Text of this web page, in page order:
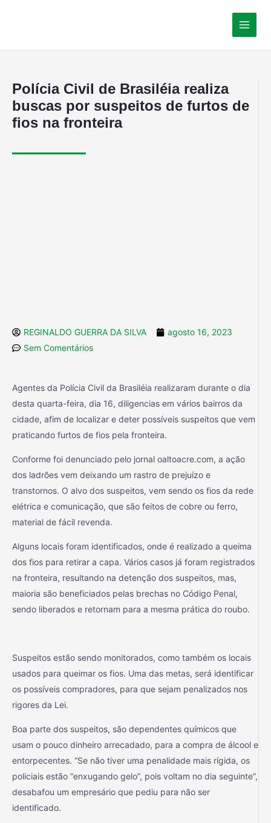
Polícia Civil de Brasiléia realiza
buscas por suspeitos de furtos de
fios na fronteira
REGINALDO GUERRA DA SILVA
agosto 16, 2023
Sem Comentários
Agentes da Polícia Civil da Brasiléia realizaram durante o dia
desta quarta-feira, dia 16, diligencias em vários bairros da
cidade, afim de localizar e deter possíveis suspeitos que vem
praticando furtos de fios pela fronteira.
Conforme foi denunciado pelo jornal oaltoacre.com, a ação
dos ladrões vem deixando um rastro de prejuízo e
transtornos. O alvo dos suspeitos, vem sendo os fios da rede
elétrica e comunicação, que são feitos de cobre ou ferro,
material de fácil revenda.
Alguns locais foram identificados, onde é realizado a queima
dos fios para retirar a capa. Vários casos já foram registrados
na fronteira, resultando na detenção dos suspeitos, mas,
maioria são beneficiados pelas brechas no Código Penal,
sendo liberados e retornam para a mesma prática do roubo.
Suspeitos estão sendo monitorados, como também os locais
usados para queimar os fios. Uma das metas, será identificar
os possíveis compradores, para que sejam penalizados nos
rigores da Lei.
Boa parte dos suspeitos, são dependentes químicos que
usam o pouco dinheiro arrecadado, para a compra de álcool e
entorpecentes. “Se não tiver uma penalidade mais rígida, os
policiais estão “enxugando gelo”, pois voltam no dia seguinte”,
desabafou um empresário que pediu para não ser
identificado.